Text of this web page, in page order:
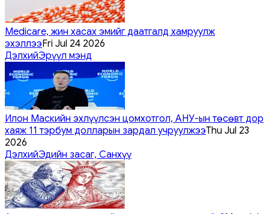
Medicare, жин хасах эмийг даатгалд хамруулж
эхэллээFri Jul 24 2026
ДэлхийЭрүүл мэнд
Илон Маскийн эхлүүлсэн цомхотгол, АНУ-ын төсөвт дор
хаяж 11 тэрбум долларын зардал учруулжээThu Jul 23
2026
ДэлхийЭдийн засаг, Санхүү